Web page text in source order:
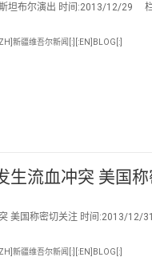
斯坦布尔演出 时间:2013/12/29
新疆维吾尔新闻[:][:EN]BLOG[:]
生流血冲突 美国
美国称密切关注 时间:2013/
新疆维吾尔新闻[:][:EN]BLOG[:]